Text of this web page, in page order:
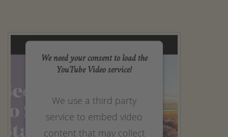
We need your consent to load the
YouTube Video service!
We use a third party
service to embed video
content that may collect